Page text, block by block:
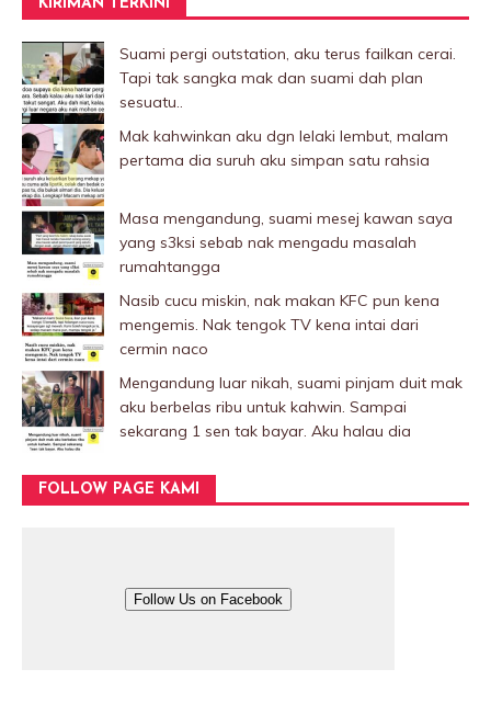
KIRIMAN TERKINI
Suami pergi outstation, aku terus failkan cerai.
Tapi tak sangka mak dan suami dah plan
sesuatu..
Mak kahwinkan aku dgn lelaki Iembut, malam
pertama dia suruh aku simpan satu rahsia
Masa mengandung, suami mesej kawan saya
yang s3ksi sebab nak mengadu masalah
rumahtangga
Nasib cucu miskin, nak makan KFC pun kena
mengemis. Nak tengok TV kena intai dari
cermin naco
Mengandung luar nikah, suami pinjam duit mak
aku berbelas ribu untuk kahwin. Sampai
sekarang 1 sen tak bayar. Aku halau dia
FOLLOW PAGE KAMI
Follow Us on Facebook